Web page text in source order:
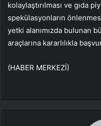
kolaylaştırılması ve gıda
spekülasyonların
yetki alanımızda bulunan
araçlarına kararlılıkla
(HABER MERKEZİ)